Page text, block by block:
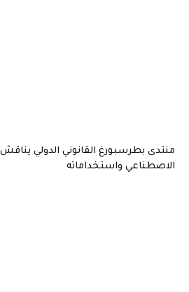
منتدى بطرسبورغ القانوني الدولي
الاصطناعي واستخداماته